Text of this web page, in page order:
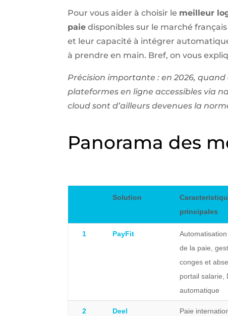
Pour vous aider à choisir le meilleur
paie disponibles sur le marché
et leur capacité à intégrer
à prendre en main. Bref, on vous
Précision importante : en 2026, quand
plateformes en ligne accessibles via
cloud sont d’ailleurs devenues la
Panorama des
Solution
principales
1 PayFit
de la paie,
conges et
portail salarie,
automatique
2 Deel
Paie